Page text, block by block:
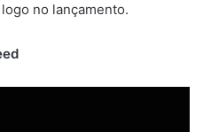
logo no lançamento.